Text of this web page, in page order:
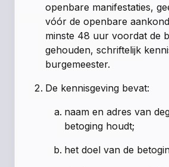
openbare manifestaties,
vóór de openbare
minste 48 uur voordat de
gehouden, schriftelijk
burgemeester.
De kennisgeving bevat:
naam en adres van
betoging houdt;
het doel van de